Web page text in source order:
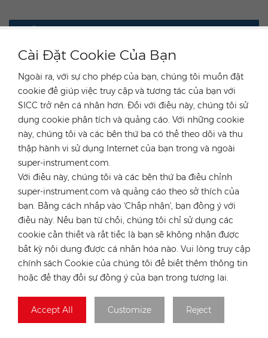
Cài Đặt Cookie Của Bạn
Ngoài ra, với sự cho phép của bạn, chúng tôi muốn đặt
cookie để giúp việc truy cập và tương tác của bạn với
SICC trở nên cá nhân hơn. Đối với điều này, chúng tôi sử
dụng cookie phân tích và quảng cáo. Với những cookie
này, chúng tôi và các bên thứ ba có thể theo dõi và thu
thập hành vi sử dụng Internet của bạn trong và ngoài
super-instrument.com.
Với điều này, chúng tôi và các bên thứ ba điều chỉnh
super-instrument.com và quảng cáo theo sở thích của
bạn. Bằng cách nhấp vào 'Chấp nhận', bạn đồng ý với
điều này. Nếu bạn từ chối, chúng tôi chỉ sử dụng các
cookie cần thiết và rất tiếc là bạn sẽ không nhận được
bất kỳ nội dung được cá nhân hóa nào. Vui lòng truy cập
chính sách Cookie của chúng tôi để biết thêm thông tin
hoặc để thay đổi sự đồng ý của bạn trong tương lai.
Accept All Customize Reject
LIÊN HỆ VỚI CHUYÊN GIA CỦA CHÚNG TÔI
nước Đức
điện thoại :+49 176 55258880
E-mail :anna@rongstar.com
Văn phòng & Kho bãi :
Industriestraße 40,
52457 Aldenhoven, Deutschland
Hong Kong
điện thoại :+852 54222219
E-mail :hk@rongstar.com
Văn phòng & Kho bãi :39 Kung-Um Road,